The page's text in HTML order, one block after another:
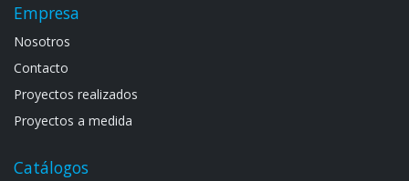
Empresa
Noso​tros
Contacto
Proyectos realizados
Proyectos a medida
Catálogos